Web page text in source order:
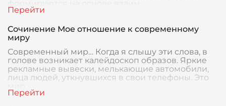
Сочинение Мое отношение к современному
миру
Современный мир… Когда я слышу эти слова, в
голове возникает калейдоскоп образов. Яркие
рекламные вывески, мелькающие автомобили,
лица людей, уткнувшихся в свои телефоны. Это